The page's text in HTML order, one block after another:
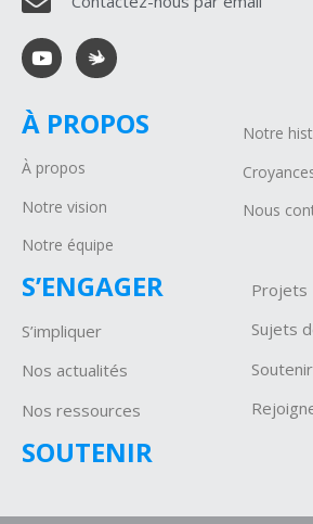
À PROPOS
À propos
Notre vision
Notre équipe
Notre
Nous
S’ENGAGER
S’impliquer
Nos actualités
Nos ressources
SOUTENIR
Projets
Sujets
Soutenir